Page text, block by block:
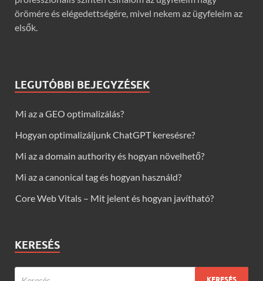
örömére és elégedettségére, mivel nekem az ügyfeleim az
elsők.
LEGUTÓBBI BEJEGYZÉSEK
Mi az a GEO optimalizálás?
Hogyan optimalizáljunk ChatGPT keresésre?
Mi az a domain authority és hogyan növelhető?
Mi az a canonical tag és hogyan használd?
Core Web Vitals – Mit jelent és hogyan javítható?
KERESÉS